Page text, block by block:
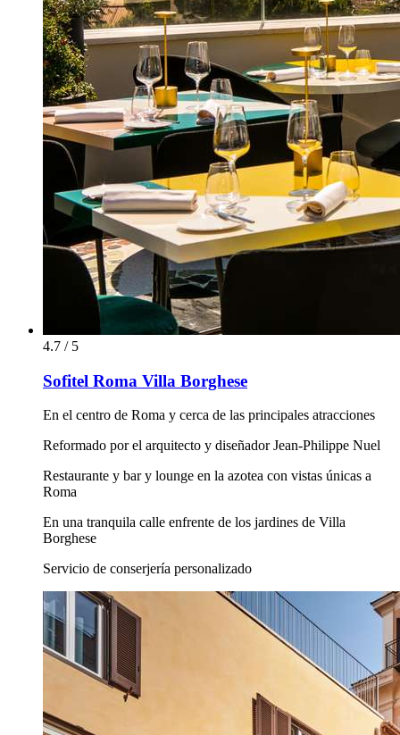
4.7 / 5
Sofitel Roma Villa Borghese
En el centro de Roma y cerca de las principales atracciones
Reformado por el arquitecto y diseñador Jean-Philippe Nuel
Restaurante y bar y lounge en la azotea con vistas únicas a
Roma
En una tranquila calle enfrente de los jardines de Villa
Borghese
Servicio de conserjería personalizado